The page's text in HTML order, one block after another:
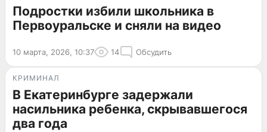
Подростки избили школьника в
Первоуральске и сняли на видео
10 марта, 2026, 10:37 14 Обсудить
КРИМИНАЛ
В Екатеринбурге задержали
насильника ребенка, скрывавшегося
два года